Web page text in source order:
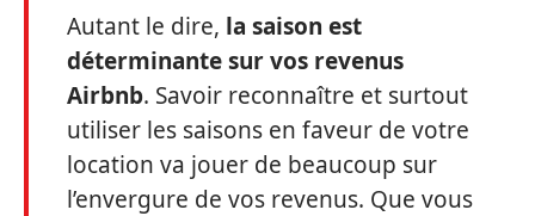
Autant le dire, la saison est
déterminante sur vos revenus
Airbnb. Savoir reconnaître et surtout
utiliser les saisons en faveur de votre
location va jouer de beaucoup sur
l’envergure de vos revenus. Que vous